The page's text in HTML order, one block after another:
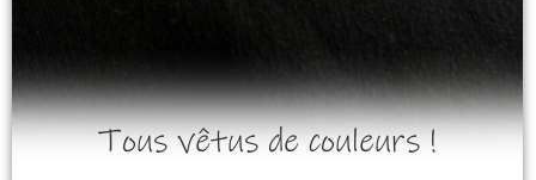
Tous vêtus de couleurs !